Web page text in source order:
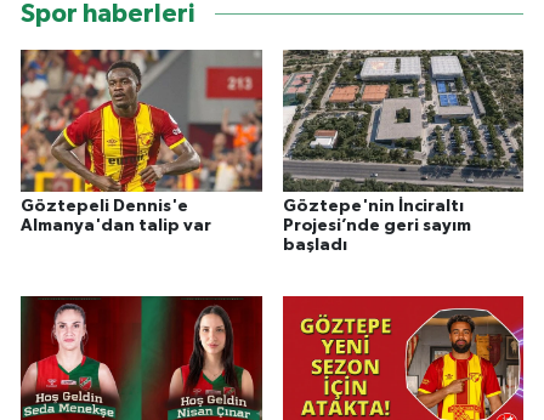
Spor haberleri
Göztepeli Dennis'e
Almanya'dan talip var
Göztepe'nin İnciraltı
Projesi’nde geri sayım
başladı